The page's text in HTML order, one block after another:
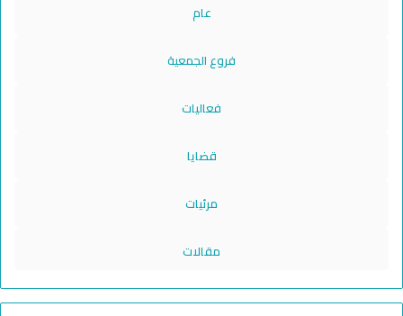
عام
فروع الجمعية
فعاليات
قضايا
مرئيات
مقالات